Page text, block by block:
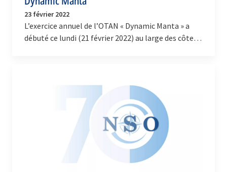
23 février 2022
L’exercice annuel de l’OTAN « Dynamic Manta » a
débuté ce lundi (21 février 2022) au large des côtes